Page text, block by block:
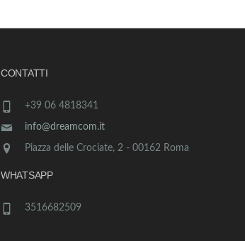
CONTATTI
+39 06 4818341
info@dreamcom.it
Piazza delle Crociate, 2 - 00162 Roma
WHATSAPP
3516682509